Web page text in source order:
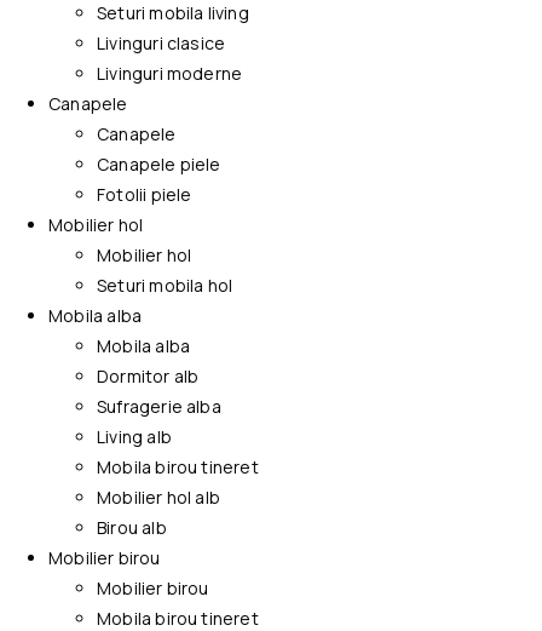
Seturi mobila living
Livinguri clasice
Livinguri moderne
Canapele
Canapele
Canapele piele
Fotolii piele
Mobilier hol
Mobilier hol
Seturi mobila hol
Mobila alba
Mobila alba
Dormitor alb
Sufragerie alba
Living alb
Mobila birou tineret
Mobilier hol alb
Birou alb
Mobilier birou
Mobilier birou
Mobila birou tineret